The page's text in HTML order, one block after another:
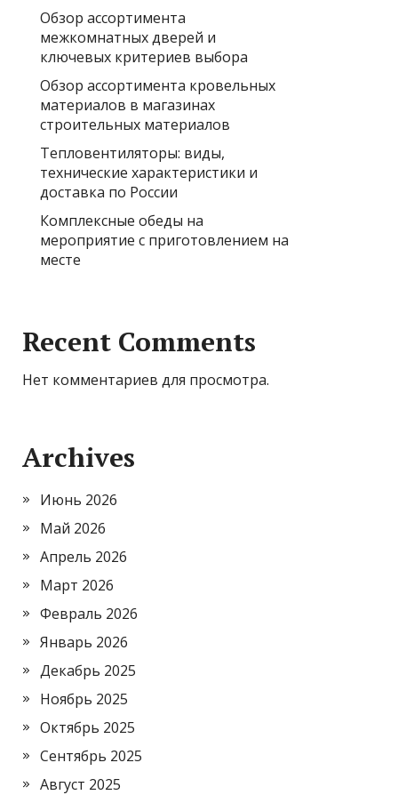
Обзор ассортимента
межкомнатных дверей и
ключевых критериев выбора
Обзор ассортимента кровельных
материалов в магазинах
строительных материалов
Тепловентиляторы: виды,
технические характеристики и
доставка по России
Комплексные обеды на
мероприятие с приготовлением на
месте
Recent Comments
Нет комментариев для просмотра.
Archives
Июнь 2026
Май 2026
Апрель 2026
Март 2026
Февраль 2026
Январь 2026
Декабрь 2025
Ноябрь 2025
Октябрь 2025
Сентябрь 2025
Август 2025